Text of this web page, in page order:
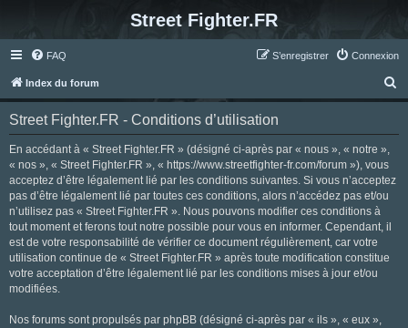
Street Fighter.FR
FAQ Connexion
S’enregistrer
Index du forum
e
Street Fighter.FR - Conditions d’utilisation
En accédant à « Street Fighter.FR » (désigné ci-après par « nous », « notre »,
« nos », « Street Fighter.FR », « https://www.streetfighter-fr.com/forum »), vous
acceptez d’être légalement lié par les conditions suivantes. Si vous n’acceptez
pas d’être légalement lié par toutes ces conditions, alors n’accédez pas et/ou
n’utilisez pas « Street Fighter.FR ». Nous pouvons modifier ces conditions à
tout moment et ferons tout notre possible pour vous en informer. Cependant, il
est de votre responsabilité de vérifier ce document régulièrement, car votre
utilisation continue de « Street Fighter.FR » après toute modification constitue
votre acceptation d’être légalement lié par les conditions mises à jour et/ou
modifiées.
Nos forums sont propulsés par phpBB (désigné ci-après par « ils », « eux »,